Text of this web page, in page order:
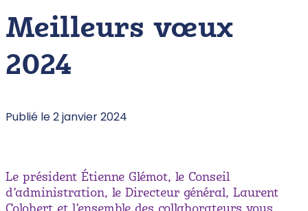
Meilleurs vœux
2024
Publié le 2 janvier 2024
Le président Étienne Glémot, le Conseil
d’administration, le Directeur général, Laurent